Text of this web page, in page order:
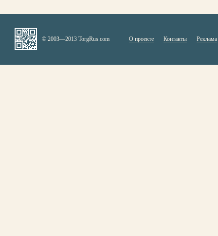
© 2003—2013 TorgRus.com О проекте Контакты Реклама